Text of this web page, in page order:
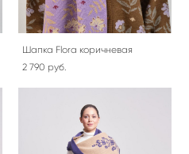
Шапка Flora коричневая
2 790 pуб.